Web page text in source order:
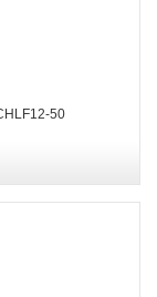
50